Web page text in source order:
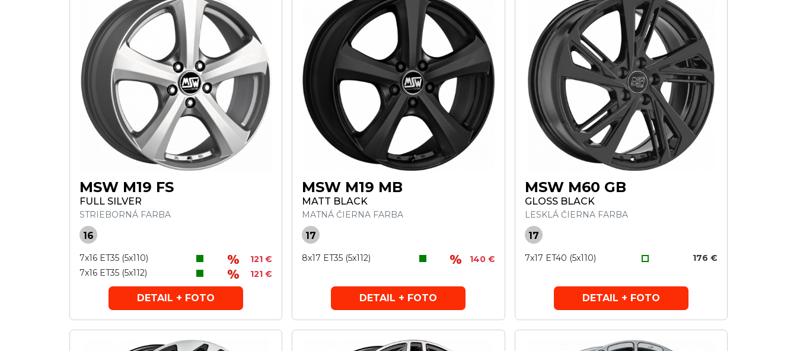
MSW M19 FS
FULL SILVER
STRIEBORNÁ FARBA
16
7x16 ET35 (5x110)
121 €
7x16 ET35 (5x112)
121 €
DETAIL + FOTO
MSW M19 MB
MATT BLACK
MATNÁ ČIERNA FARBA
17
8x17 ET35 (5x112) 140 €
DETAIL + FOTO
MSW M60 GB
GLOSS BLACK
LESKLÁ ČIERNA FARBA
17
7x17 ET40 (5x110) 176 €
DETAIL + FOTO